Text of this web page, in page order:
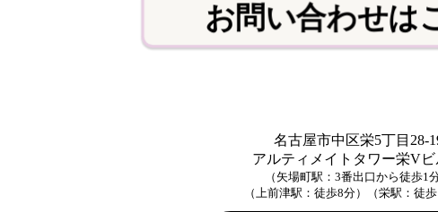
お問い合わせは
名古屋市中区栄5丁目28-
アルティメイトタワー栄Vビ
（矢場町駅：3番出口から徒歩1
（上前津駅：徒歩8分）（栄駅：徒